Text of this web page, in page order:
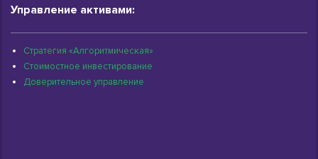
Управление активами:
Стратегия «Алгоритмическая»
Стоимостное инвестирование
Доверительное управление